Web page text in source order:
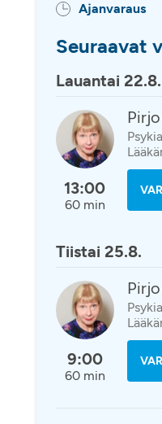
Ajanvaraus
Seuraavat
Lauantai 22.8.
13:00
60 min
Tiistai 25.8.
9:00
60 min